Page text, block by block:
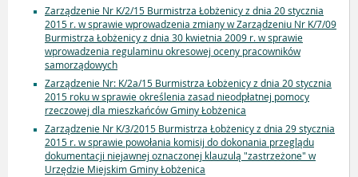
Zarządzenie Nr K/2/15 Burmistrza Łobżenicy z dnia 20 stycznia
2015 r. w sprawie wprowadzenia zmiany w Zarządzeniu Nr K/7/09
Burmistrza Łobżenicy z dnia 30 kwietnia 2009 r. w sprawie
wprowadzenia regulaminu okresowej oceny pracowników
samorządowych
Zarządzenie Nr: K/2a/15 Burmistrza Łobżenicy z dnia 20 stycznia
2015 roku w sprawie określenia zasad nieodpłatnej pomocy
rzeczowej dla mieszkańców Gminy Łobżenica
Zarządzenie Nr K/3/2015 Burmistrza Łobżenicy z dnia 29 stycznia
2015 r. w sprawie powołania komisij do dokonania przeglądu
dokumentacji niejawnej oznaczonej klauzulą "zastrzeżone" w
Urzędzie Miejskim Gminy Łobżenica